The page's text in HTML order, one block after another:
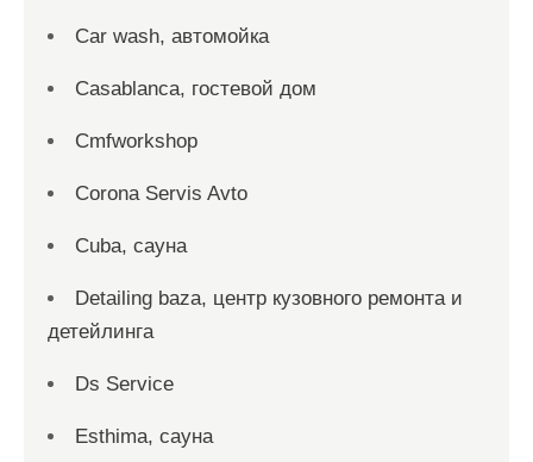
Car wash, автомойка
Casablanca, гостевой дом
Cmfworkshop
Corona Servis Avto
Cuba, сауна
Detailing baza, центр кузовного ремонта и
детейлинга
Ds Service
Esthima, сауна